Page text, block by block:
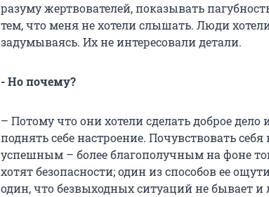
разуму жертвователей, показывать
тем, что меня не хотели слышать. Люди
задумываясь. Их не интересовали детали.
- Но почему?
– Потому что они хотели сделать доброе дело
поднять себе настроение. Почувствовать
успешным – более благополучным на фоне
хотят безопасности; один из способов ее
один, что безвыходных ситуаций не бывает и